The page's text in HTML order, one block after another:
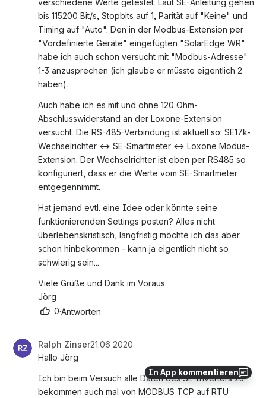
In App kommentieren
verschiedene Werte getestet. Laut SE-Anleitung gehen
bis 115200 Bit/s, Stopbits auf 1, Parität auf "Keine" und
Timing auf "Auto". Den in der Modbus-Extension per
"Vordefinierte Geräte" eingefügten "SolarEdge WR"
habe ich auch schon versucht mit "Modbus-Adresse"
1-3 anzusprechen (ich glaube er müsste eigentlich 2
haben).
Auch habe ich es mit und ohne 120 Ohm-
Abschlusswiderstand an der Loxone-Extension
versucht. Die RS-485-Verbindung ist aktuell so: SE17k-
Wechselrichter ↔ SE-Smartmeter ↔ Loxone Modus-
Extension. Der Wechselrichter ist eben per RS485 so
konfiguriert, dass er die Werte vom SE-Smartmeter
entgegennimmt.
Hat jemand evtl. eine Idee oder könnte seine
funktionierenden Settings posten? Alles nicht
überlebenskristisch, langfristig möchte ich das aber
schon hinbekommen - kann ja eigentlich nicht so
schwierig sein...
Viele Grüße und Dank im Voraus
Jörg
0·Antworten
Ralph Zinser21.06 2020
Hallo Jörg
Ich bin beim Versuch alle Daten des SE Inverters zu
bekommen auch mal von MODBUS TCP auf RTU